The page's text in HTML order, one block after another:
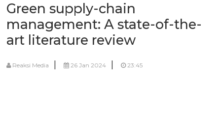
Green supply-chain
management: A state-of-the-
art literature review
Reaksi Media | 26 Jan 2024 | 23:45